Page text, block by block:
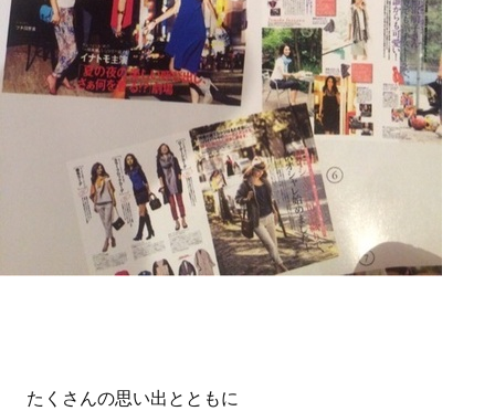
たくさんの思い出とともに